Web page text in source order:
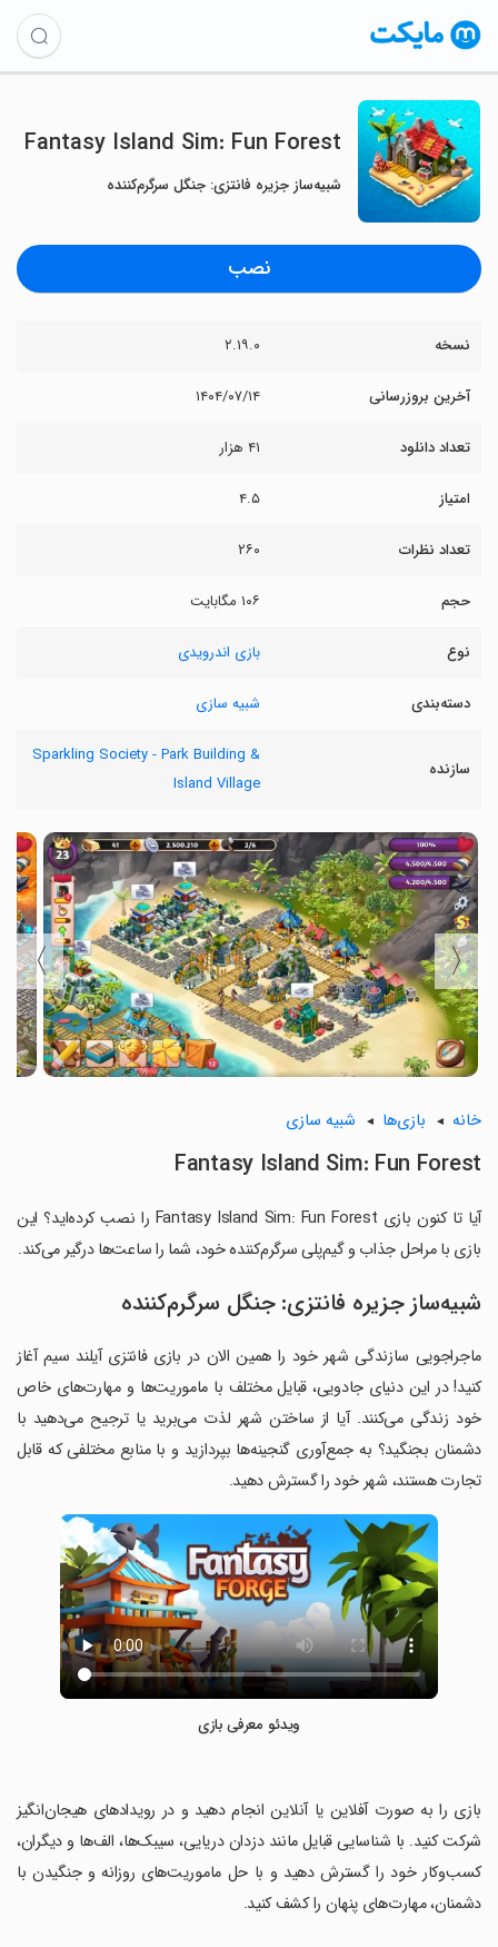
Fantasy Island Sim: Fun Forest
شبیه‌ساز جزیره فانتزی: جنگل سرگرم‌کننده
نصب
نسخه ۲.۱۹.۰
آخرین بروزرسانی ۱۴۰۴/۰۷/۱۴
تعداد دانلود ۴۱ هزار
امتیاز ۴.۵
تعداد نظرات ۲۶۰
حجم ۱۰۶ مگابایت
نوع بازی اندرویدی
دسته‌بندی شبیه سازی
سازنده
Sparkling Society - Park Building &
Island Village
〈
〉
خانه بازی‌ها شبیه سازی
Fantasy Island Sim: Fun Forest
آیا تا کنون بازی Fantasy Island Sim: Fun Forest را نصب کرده‌اید؟ این
بازی با مراحل جذاب و گیم‌پلی سرگرم‌کننده خود، شما را ساعت‌ها درگیر می‌کند.
شبیه‌ساز جزیره فانتزی: جنگل سرگرم‌کننده
ماجراجویی سازندگی شهر خود را همین الان در بازی فانتزی آیلند سیم آغاز
کنید! در این دنیای جادویی، قبایل مختلف با ماموریت‌ها و مهارت‌های خاص
خود زندگی می‌کنند. آیا از ساختن شهر لذت می‌برید یا ترجیح می‌دهید با
دشمنان بجنگید؟ به جمع‌آوری گنجینه‌ها بپردازید و با منابع مختلفی که قابل
تجارت هستند، شهر خود را گسترش دهید.
ویدئو معرفی بازی
‏بازی را به صورت آفلاین یا آنلاین انجام دهید و در رویدادهای هیجان‌انگیز
شرکت کنید. با شناسایی قبایل مانند دزدان دریایی، سیبک‌ها، الف‌ها و دیگران،
کسب‌وکار خود را گسترش دهید و با حل ماموریت‌های روزانه و جنگیدن با
دشمنان، مهارت‌های پنهان را کشف کنید.